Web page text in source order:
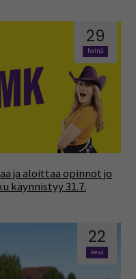
29
heinä
ja aloittaa opinnot jo
käynnistyy 31.7.
22
kesä